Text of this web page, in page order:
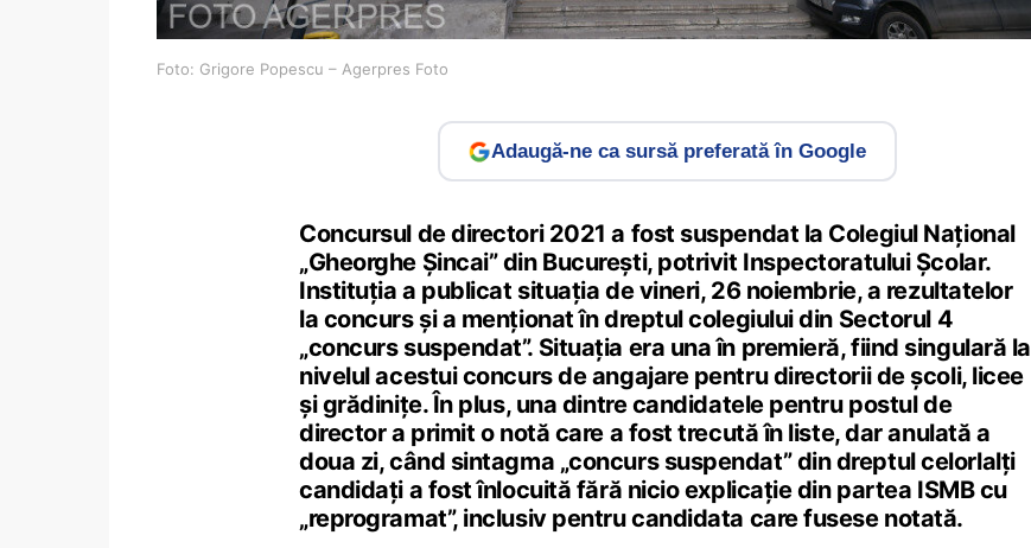
Foto: Grigore Popescu – Agerpres Foto
Adaugă-ne ca sursă preferată în Google
Concursul de directori 2021 a fost suspendat la Colegiul Național
„Gheorghe Șincai” din București, potrivit Inspectoratului Școlar.
Instituția a publicat situația de vineri, 26 noiembrie, a rezultatelor
la concurs și a menționat în dreptul colegiului din Sectorul 4
„concurs suspendat”. Situația era una în premieră, fiind singulară la
nivelul acestui concurs de angajare pentru directorii de școli, licee
și grădinițe. În plus, una dintre candidatele pentru postul de
director a primit o notă care a fost trecută în liste, dar anulată a
doua zi, când sintagma „concurs suspendat” din dreptul celorlalți
candidați a fost înlocuită fără nicio explicație din partea ISMB cu
„reprogramat”, inclusiv pentru candidata care fusese notată.